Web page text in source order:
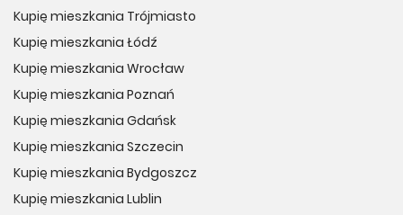
Kupię mieszkania Trójmiasto
Kupię mieszkania Łódź
Kupię mieszkania Wrocław
Kupię mieszkania Poznań
Kupię mieszkania Gdańsk
Kupię mieszkania Szczecin
Kupię mieszkania Bydgoszcz
Kupię mieszkania Lublin